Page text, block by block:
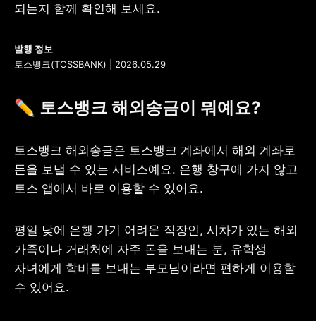
외부채널
되는지 함께 확인해 보세요.
토스뱅크(TOSSBANK) | 2026.05.29
✏️ 토스뱅크 해외송금이 뭐예요?
토스뱅크 해외송금은 토스뱅크 계좌에서 해외 계좌로
돈을 보낼 수 있는 서비스예요. 은행 창구에 가지 않고
토스 앱에서 바로 이용할 수 있어요.
평일 낮에 은행 가기 어려운 직장인, 시차가 있는 해외
가족이나 거래처에 자주 돈을 보내는 분, 유학생
자녀에게 학비를 보내는 부모님이라면 편하게 이용할
수 있어요.